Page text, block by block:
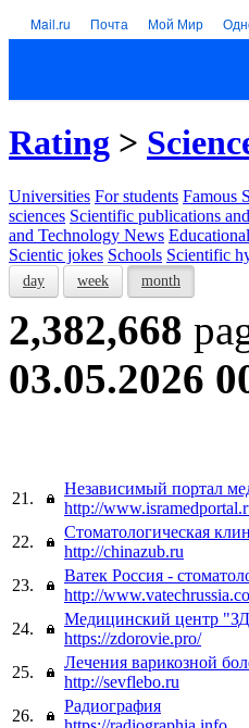
Mail.ru Почта Мой Мир
Rating >
Universities For students Famous
sciences Scientific publications
and Technology News
Scientic jokes Schools Scientific
day week month
2,382,668
03.05.2026
21.
Независимый портал
http://
22.
Стоматологическая
http://chinazub.ru
23.
Ватек Россия -
http://
24.
Медицинский центр
https://zdorovie.pro/
25.
Лечения варикозной
http://sevflebo.ru
26.
Радиография